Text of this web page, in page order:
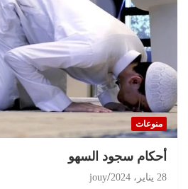
منوعات
أحكام سجود السهو
28 يناير، 2024 jouy